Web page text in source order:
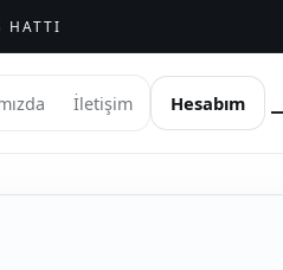
HATTI
İletişim Hesabım